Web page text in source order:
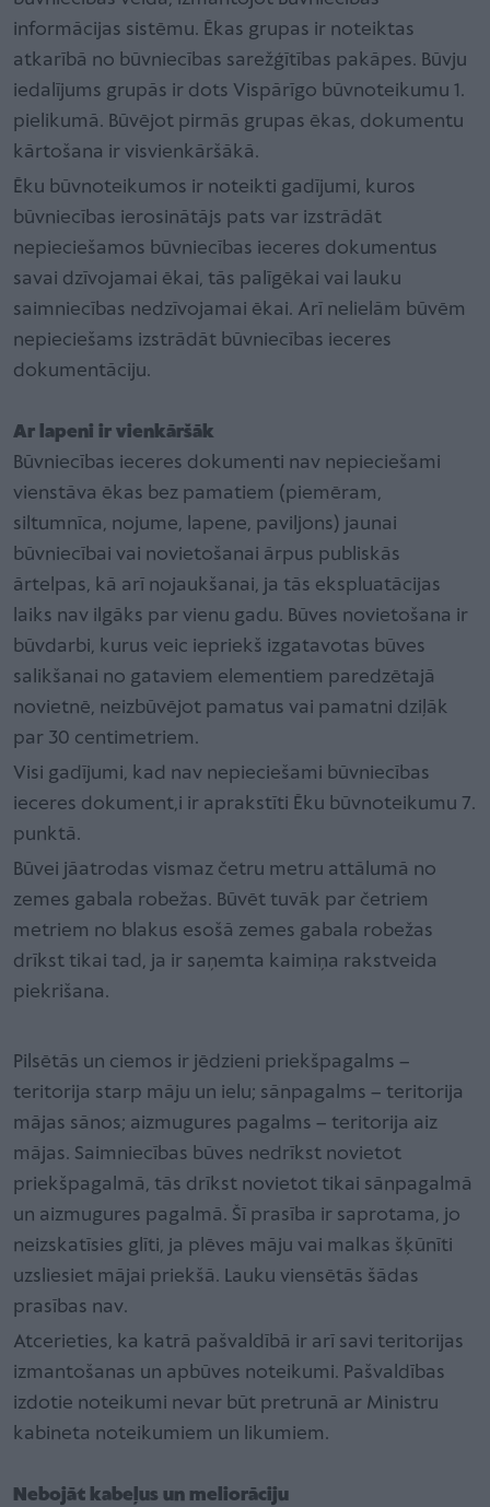
informācijas sistēmu. Ēkas grupas ir noteiktas
atkarībā no būvniecības sarežģītības pakāpes. Būvju
iedalījums grupās ir dots Vispārīgo būvnoteikumu 1.
pielikumā. Būvējot pirmās grupas ēkas, dokumentu
kārtošana ir visvienkāršākā.
Ēku būvnoteikumos ir noteikti gadījumi, kuros
būvniecības ierosinātājs pats var izstrādāt
nepieciešamos būvniecības ieceres dokumentus
savai dzīvojamai ēkai, tās palīgēkai vai lauku
saimniecības nedzīvojamai ēkai. Arī nelielām būvēm
nepieciešams izstrādāt būvniecības ieceres
dokumentāciju.
Ar lapeni ir vienkāršāk
Būvniecības ieceres dokumenti nav nepieciešami
vienstāva ēkas bez pamatiem (piemēram,
siltumnīca, nojume, lapene, paviljons) jaunai
būvniecībai vai novietošanai ārpus publiskās
ārtelpas, kā arī nojaukšanai, ja tās ekspluatācijas
laiks nav ilgāks par vienu gadu. Būves novietošana ir
būvdarbi, kurus veic iepriekš izgatavotas būves
salikšanai no gataviem elementiem paredzētajā
novietnē, neizbūvējot pamatus vai pamatni dziļāk
par 30 centimetriem.
Visi gadījumi, kad nav nepieciešami būvniecības
ieceres dokument,i ir aprakstīti Ēku būvnoteikumu 7.
punktā.
Būvei jāatrodas vismaz četru metru attālumā no
zemes gabala robežas. Būvēt tuvāk par četriem
metriem no blakus esošā zemes gabala robežas
drīkst tikai tad, ja ir saņemta kaimiņa rakstveida
piekrišana.
Pilsētās un ciemos ir jēdzieni priekšpagalms –
teritorija starp māju un ielu; sānpagalms – teritorija
mājas sānos; aizmugures pagalms – teritorija aiz
mājas. Saimniecības būves nedrīkst novietot
priekšpagalmā, tās drīkst novietot tikai sānpagalmā
un aizmugures pagalmā. Šī prasība ir saprotama, jo
neizskatīsies glīti, ja plēves māju vai malkas šķūnīti
uzsliesiet mājai priekšā. Lauku viensētās šādas
prasības nav.
Atcerieties, ka katrā pašvaldībā ir arī savi teritorijas
izmantošanas un apbūves noteikumi. Pašvaldības
izdotie noteikumi nevar būt pretrunā ar Ministru
kabineta noteikumiem un likumiem.
Nebojāt kabeļus un meliorāciju